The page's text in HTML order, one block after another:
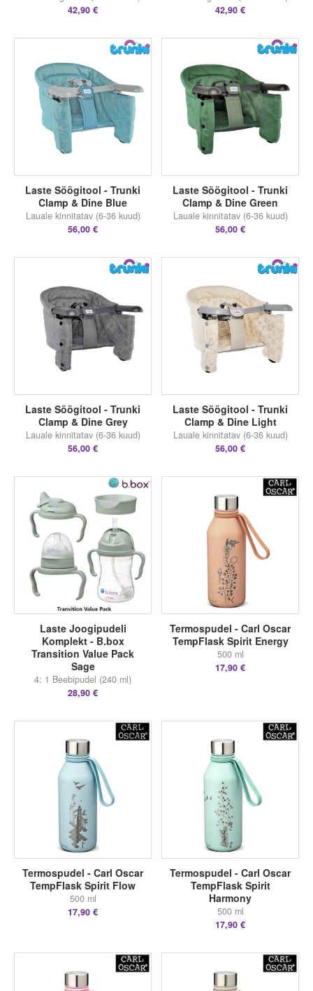
42,90 €
42,90 €
Laste Söögitool - Trunki
Clamp & Dine Blue
Lauale kinnitatav (6-36 kuud)
56,00 €
Laste Söögitool - Trunki
Clamp & Dine Green
Lauale kinnitatav (6-36 kuud)
56,00 €
Laste Söögitool - Trunki
Clamp & Dine Grey
Lauale kinnitatav (6-36 kuud)
56,00 €
Laste Söögitool - Trunki
Clamp & Dine Light
Lauale kinnitatav (6-36 kuud)
56,00 €
Laste Joogipudeli
Komplekt - B.box
Transition Value Pack
Sage
4: 1 Beebipudel (240 ml)
28,90 €
Termospudel - Carl Oscar
TempFlask Spirit Energy
500 ml
17,90 €
Termospudel - Carl Oscar
TempFlask Spirit Flow
500 ml
17,90 €
Termospudel - Carl Oscar
TempFlask Spirit
Harmony
500 ml
17,90 €